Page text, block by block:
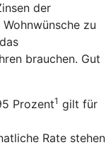
der
zu
brauchen. Gut
Prozent1 gilt für
Rate stehen